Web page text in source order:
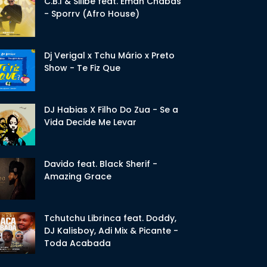
- Sporrv (Afro House)
Dj Verigal x Tchu Mário x Preto
Show - Te Fiz Que
DJ Habias X Filho Do Zua - Se a
Vida Decide Me Levar
Davido feat. Black Sherif -
Amazing Grace
Tchutchu Librinca feat. Doddy,
DJ Kalisboy, Adi Mix & Picante -
Toda Acabada